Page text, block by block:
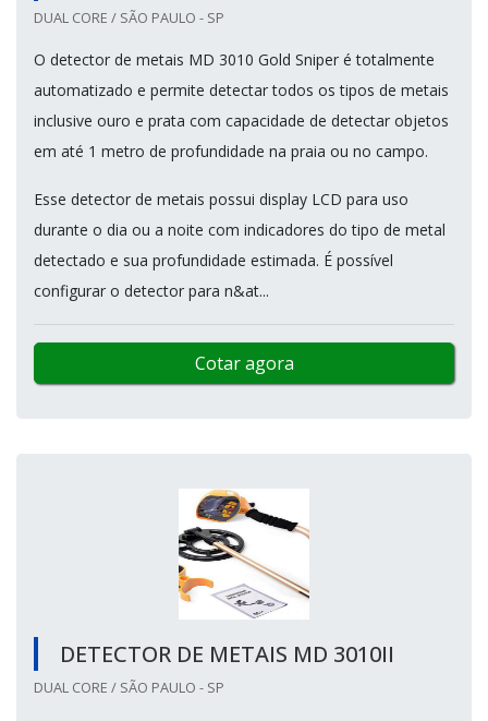
DUAL CORE / SÃO PAULO - SP
O detector de metais MD 3010 Gold Sniper é totalmente
automatizado e permite detectar todos os tipos de metais
inclusive ouro e prata com capacidade de detectar objetos
em até 1 metro de profundidade na praia ou no campo.
Esse detector de metais possui display LCD para uso
durante o dia ou a noite com indicadores do tipo de metal
detectado e sua profundidade estimada. É possível
configurar o detector para n&at...
Cotar agora
DETECTOR DE METAIS MD 3010II
DUAL CORE / SÃO PAULO - SP